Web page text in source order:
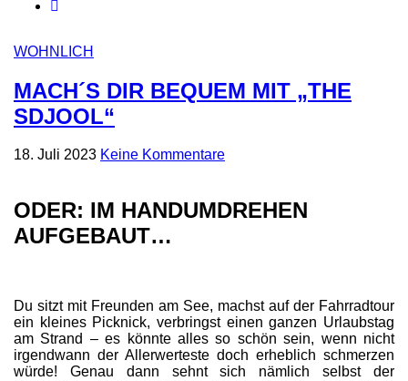
WOHNLICH
MACH´S DIR BEQUEM MIT „THE
SDJOOL“
18. Juli 2023 Keine Kommentare
ODER: IM HANDUMDREHEN
AUFGEBAUT…
Du sitzt mit Freunden am See, machst auf der Fahrradtour
ein kleines Picknick, verbringst einen ganzen Urlaubstag
am Strand – es könnte alles so schön sein, wenn nicht
irgendwann der Allerwerteste doch erheblich schmerzen
würde! Genau dann sehnt sich nämlich selbst der